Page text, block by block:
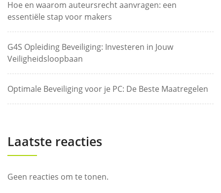
Hoe en waarom auteursrecht aanvragen: een
essentiële stap voor makers
G4S Opleiding Beveiliging: Investeren in Jouw
Veiligheidsloopbaan
Optimale Beveiliging voor je PC: De Beste Maatregelen
Laatste reacties
Geen reacties om te tonen.